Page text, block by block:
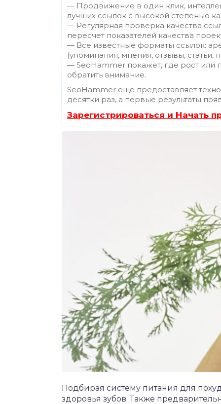
— Продвижение в один клик,
лучших ссылок с высокой степенью
— Регулярная проверка качества
пересчет показателей качества
— Все известные форматы ссылок:
(упоминания, мнения, отзывы, статьи,
— SeoHammer покажет, где рост или
обратить внимание.
SeoHammer еще предоставляет
десятки раз, а первые результаты
Зарегистрироваться и Начать
Подбирая систему питания для
здоровья зубов. Также